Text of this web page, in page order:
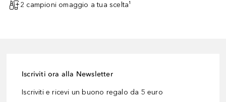
2 campioni omaggio a tua scelta¹
Iscriviti ora alla Newsletter
Iscriviti e ricevi un buono regalo da 5 euro